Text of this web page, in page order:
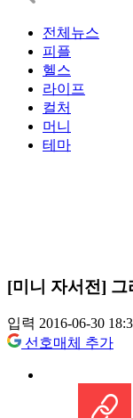
전체뉴스
피플
헬스
라이프
컬처
머니
테마
[미니 자서전] 그
입력 2016-06-30
선호매체 추가